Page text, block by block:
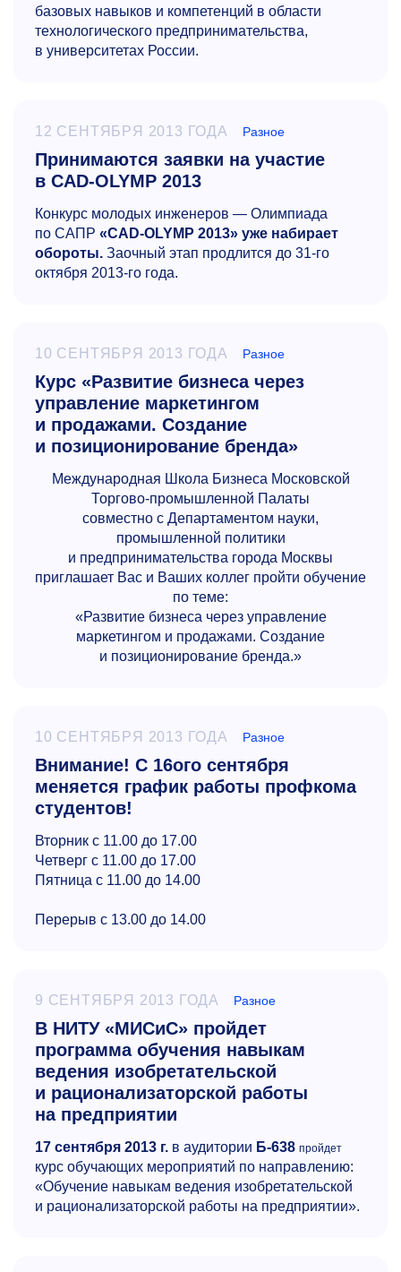
базовых навыков и компетенций в области
технологического предпринимательства,
в университетах России.
12 СЕНТЯБРЯ 2013 ГОДА Разное
Принимаются заявки на участие
в CAD-OLYMP 2013
Конкурс молодых инженеров — Олимпиада
по САПР «CAD-OLYMP 2013» уже набирает
обороты. Заочный этап продлится до 31-го
октября 2013-го года.
10 СЕНТЯБРЯ 2013 ГОДА Разное
Курс «Развитие бизнеса через
управление маркетингом
и продажами. Создание
и позиционирование бренда»
Международная Школа Бизнеса Московской
Торгово-промышленной Палаты
совместно с Департаментом науки,
промышленной политики
и предпринимательства города Москвы
приглашает Вас и Ваших коллег пройти обучение
по теме:
«Развитие бизнеса через управление
маркетингом и продажами. Создание
и позиционирование бренда.»
10 СЕНТЯБРЯ 2013 ГОДА Разное
Внимание! С 16ого сентября
меняется график работы профкома
студентов!
Вторник с 11.00 до 17.00
Четверг с 11.00 до 17.00
Пятница с 11.00 до 14.00
Перерыв с 13.00 до 14.00
9 СЕНТЯБРЯ 2013 ГОДА Разное
В НИТУ «МИСиС» пройдет
программа обучения навыкам
ведения изобретательской
и рационализаторской работы
на предприятии
17 сентября 2013 г. в аудитории Б-638 пройдет
курс обучающих мероприятий по направлению:
«Обучение навыкам ведения изобретательской
и рационализаторской работы на предприятии».